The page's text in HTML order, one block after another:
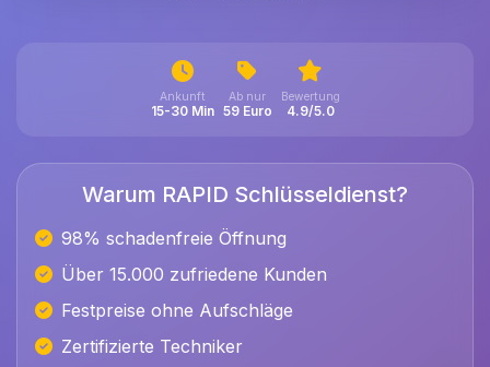
Ankunft
15-30 Min
Ab nur
59 Euro
Bewertung
4.9/5.0
Warum RAPID Schlüsseldienst?
98% schadenfreie Öffnung
Über 15.000 zufriedene Kunden
Festpreise ohne Aufschläge
Zertifizierte Techniker